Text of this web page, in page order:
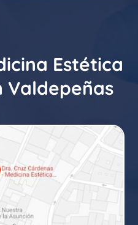
Estética
Valdepeñas